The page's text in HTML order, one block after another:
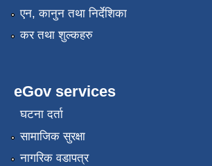
एन, कानुन तथा निर्देशिका
कर तथा शुल्कहरु
eGov services
घटना दर्ता
सामाजिक सुरक्षा
नागरिक वडापत्र